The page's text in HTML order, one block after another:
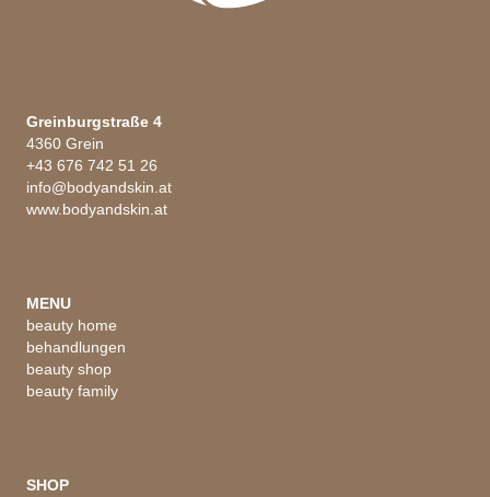
Greinburgstraße 4
4360 Grein
+43 676 742 51 26
info@bodyandskin.at
www.bodyandskin.at
MENU
beauty home
behandlungen
beauty shop
beauty family
SHOP